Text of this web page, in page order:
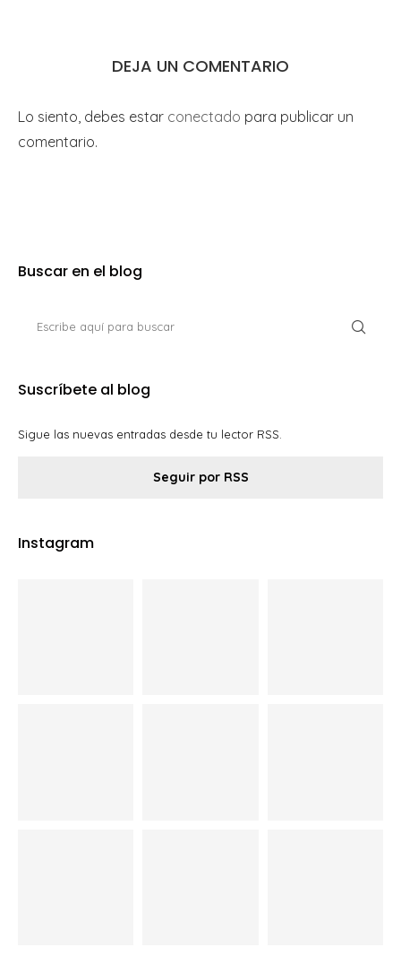
DEJA UN COMENTARIO
Lo siento, debes estar conectado para publicar un
comentario.
Buscar en el blog
Suscríbete al blog
Sigue las nuevas entradas desde tu lector RSS.
Seguir por RSS
Instagram